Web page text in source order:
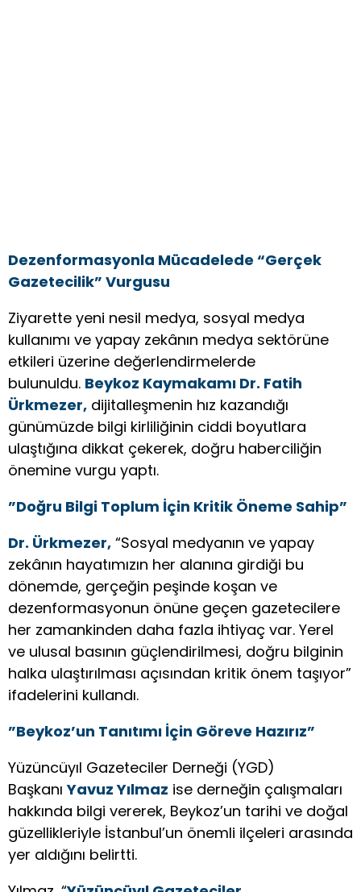
Dezenformasyonla Mücadelede “Gerçek
Gazetecilik” Vurgusu
Ziyarette yeni nesil medya, sosyal medya
kullanımı ve yapay zekânın medya sektörüne
etkileri üzerine değerlendirmelerde
bulunuldu. Beykoz Kaymakamı Dr. Fatih
Ürkmezer, dijitalleşmenin hız kazandığı
günümüzde bilgi kirliliğinin ciddi boyutlara
ulaştığına dikkat çekerek, doğru haberciliğin
önemine vurgu yaptı.
”Doğru Bilgi Toplum İçin Kritik Öneme Sahip”
Dr. Ürkmezer, “Sosyal medyanın ve yapay
zekânın hayatımızın her alanına girdiği bu
dönemde, gerçeğin peşinde koşan ve
dezenformasyonun önüne geçen gazetecilere
her zamankinden daha fazla ihtiyaç var. Yerel
ve ulusal basının güçlendirilmesi, doğru bilginin
halka ulaştırılması açısından kritik önem taşıyor”
ifadelerini kullandı.
”Beykoz’un Tanıtımı İçin Göreve Hazırız”
Yüzüncüyıl Gazeteciler Derneği (YGD)
BaşkanıYavuz Yılmaz ise derneğin çalışmaları
hakkında bilgi vererek, Beykoz’un tarihi ve doğal
güzellikleriyle İstanbul’un önemli ilçeleri arasında
yer aldığını belirtti.